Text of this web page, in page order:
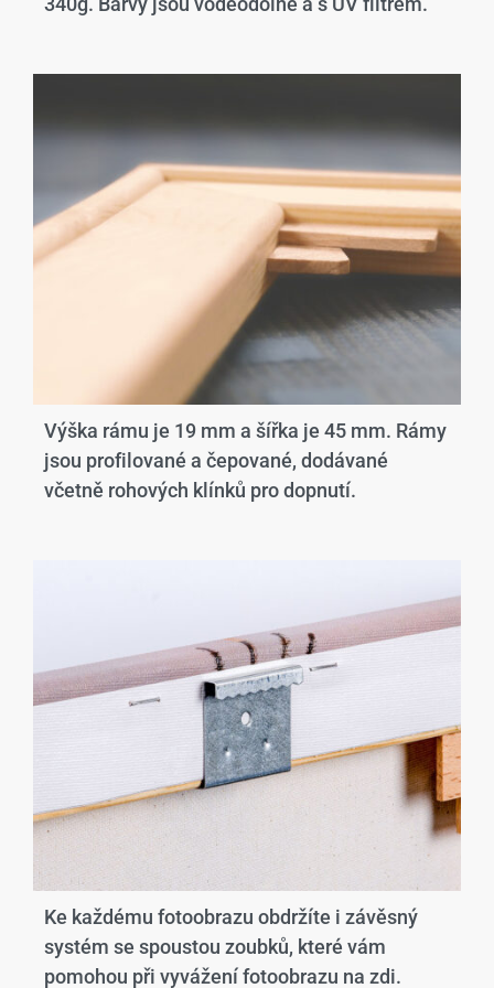
Výška rámu je 19 mm a šířka je 45 mm. Rámy
jsou profilované a čepované, dodávané
včetně rohových klínků pro dopnutí.
Ke každému fotoobrazu obdržíte i závěsný
systém se spoustou zoubků, které vám
pomohou při vyvážení fotoobrazu na zdi.